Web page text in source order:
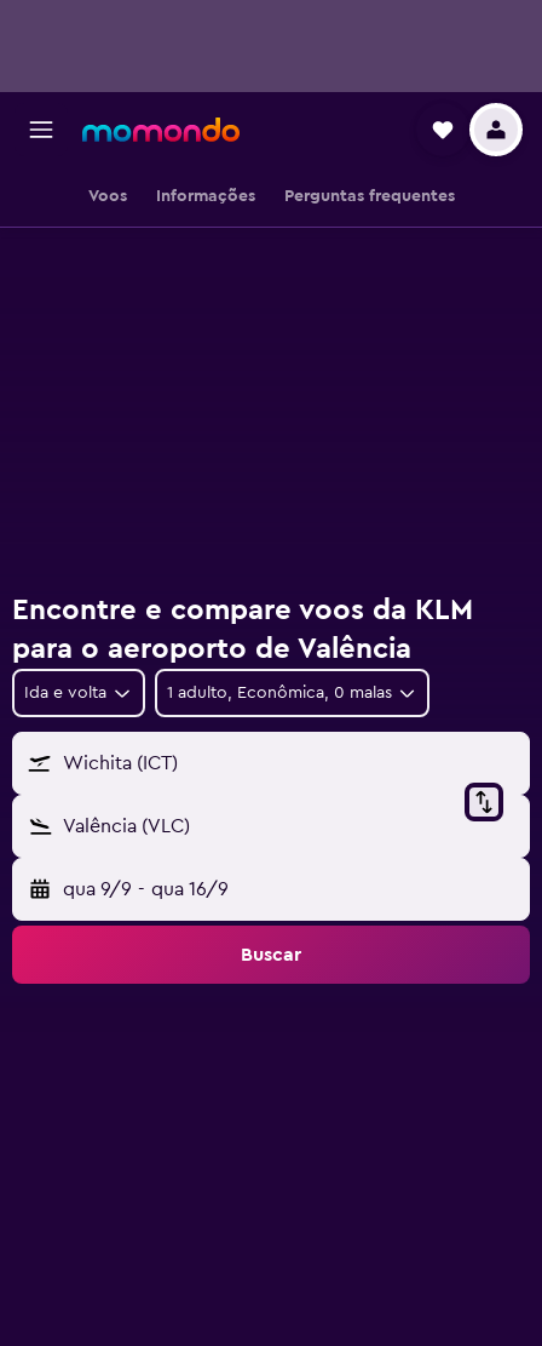
Voos Informações Perguntas frequentes
Encontre e compare voos da KLM
para o aeroporto de Valência
Ida e volta 1 adulto, Econômica, 0 malas
Wichita (ICT)
Valência (VLC)
qua 9/9 - qua 16/9
Buscar